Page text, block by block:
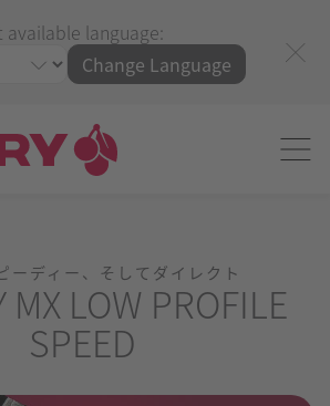
available language:
Change Language
ーディー、そしてダイレクト
MX LOW PROFILE
SPEED